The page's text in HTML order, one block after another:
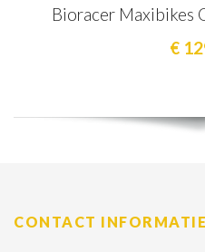
Bioracer Maxibikes
€
CONTACT INFORMATIE